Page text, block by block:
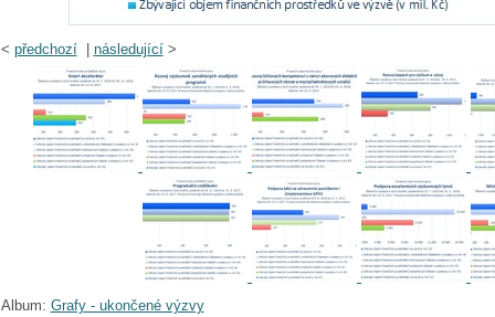
< předchozí| následující>
Album: Grafy - ukončené výzvy